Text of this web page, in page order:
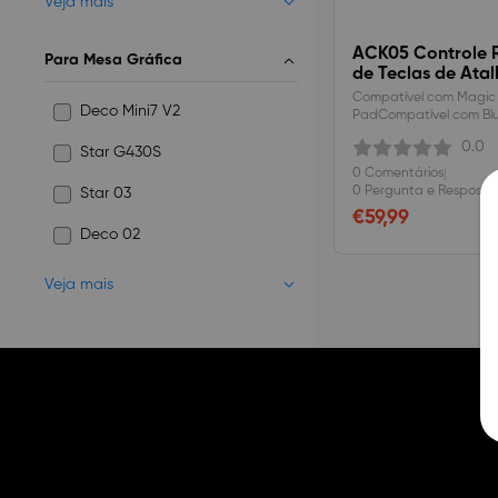
Para Mesa Gráfica
Deco Mini7 V2
Star G430S
Star 03
Deco 02
Veja mais
ACK05 Controle
de Teclas de
Compatível com Magic
PadCompatível com
multidirecional
usado em qualquer
uma roda mecânica
sensível. Equipado com
atalho
0.0
0 Comentários
0 Pergunta e Resposta
€59,99